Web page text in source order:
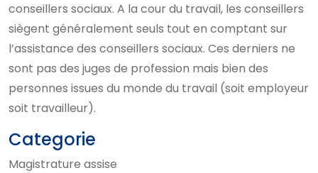
conseillers sociaux. A la cour du travail, les conseillers
siègent généralement seuls tout en comptant sur
l’assistance des conseillers sociaux. Ces derniers ne
sont pas des juges de profession mais bien des
personnes issues du monde du travail (soit employeur
soit travailleur).
Categorie
Magistrature assise